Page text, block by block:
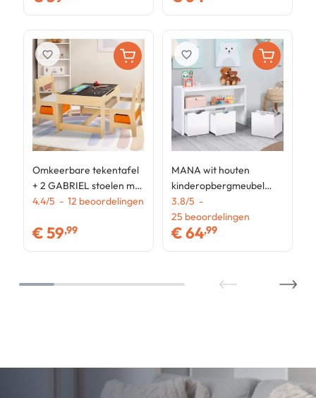
Omkeerbare tekentafel
+ 2 GABRIEL stoelen met
beukenhouten
4.4/5 - 12 beoordelingen
€59,99
favorite_border
MANA wit houten
kinderopbergmeubel
met 3 kubusladen op
wieltjes
3.8/5 -
25 beoordelingen
€64,99
favorite_border